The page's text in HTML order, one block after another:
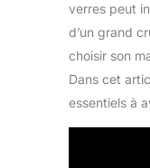
verres peut
d’un grand
choisir son
Dans cet
essentiels à